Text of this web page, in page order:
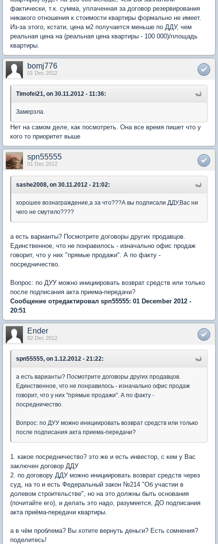
фактически, т.к. сумма, уплаченная за договор резервирования
никакого отношения к стоимости квартиры формально не имеет.
Из-за этого, кстати, цена м2 получается меньше по ДДУ, чем
реальная цена на (реальная цена квартиры - 100 000)/площадь
квартиры.
bomj776
01 Dec 2012
Timofei21, on 30.11.2012 - 11:36:
Замерзла.
Нет на самом деле, как посмотреть. Она все время пишет что у
кого то приоритет выше
spn55555
01 Dec 2012
sashe2008, on 30.11.2012 - 21:02:
хорошее вознаграждение,а за что???А вы подписали ДДУ,Вас ни
чего не смутило????
а есть варианты? Посмотрите договоры других продавцов.
Единственное, что не понравилось - изначально офис продаж
говорит, что у них "прямые продажи". А по факту -
посредничество.
Вопрос: по ДУУ можно инициировать возврат средств или только
после подписания акта приема-передачи?
Сообщение отредактировал spn55555: 01 December 2012 -
20:51
Ender
02 Dec 2012
spn55555, on 1.12.2012 - 21:22:
а есть варианты? Посмотрите договоры других продавцов.
Единственное, что не понравилось - изначально офис продаж
говорит, что у них "прямые продажи". А по факту -
посредничество.
Вопрос: по ДУУ можно инициировать возврат средств или только
после подписания акта приема-передачи?
1. какое посредничество? это же и есть инвестор, с кем у Вас
заключен договор ДДУ
2. по договору ДДУ можно инициировать возврат средств через
суд, на то и есть Федеральный закон №214 "Об участии в
долевом строительстве", но на это должны быть основания
(почитайте его), и делать это надо, разумеется, ДО подписания
акта приёма-передачи квартиры.
а в чём проблема? Вы хотите вернуть деньги? Есть сомнения?
поделитесь!